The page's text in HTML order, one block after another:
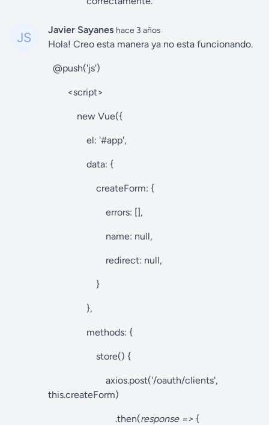
Javier Sayanes hace 3 años
Hola! Creo esta manera ya no esta funcionando.
@push('js')
<script>
new Vue({
el: '#app',
data: {
createForm: {
errors: [],
name: null,
redirect: null,
}
},
methods: {
store() {
axios.post('/oauth/clients',
this.createForm)
.then(response => {